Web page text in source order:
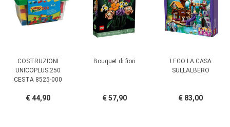
COSTRUZIONI
UNICOPLUS 250
CESTA 8525-000
€ 44,90
Bouquet di fiori
€ 57,90
LEGO LA CASA
SULLALBERO
€ 83,00